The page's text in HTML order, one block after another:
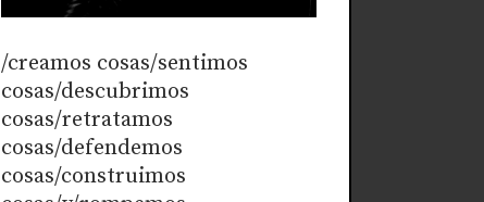
/creamos cosas/sentimos
cosas/descubrimos
cosas/retratamos
cosas/defendemos
cosas/construimos